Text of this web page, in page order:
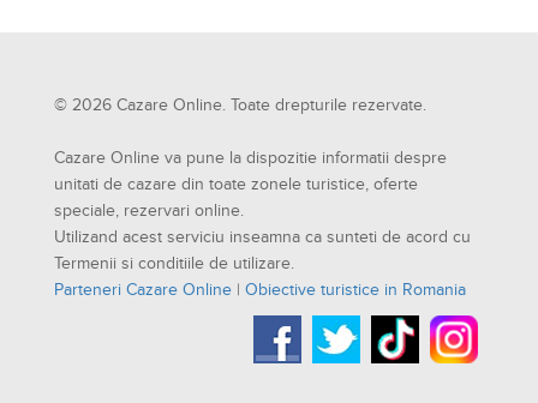
© 2026 Cazare Online. Toate drepturile rezervate.
Cazare Online va pune la dispozitie informatii despre
unitati de cazare din toate zonele turistice, oferte
speciale, rezervari online.
Utilizand acest serviciu inseamna ca sunteti de acord cu
Termenii si conditiile de utilizare.
Parteneri Cazare Online | Obiective turistice in Romania